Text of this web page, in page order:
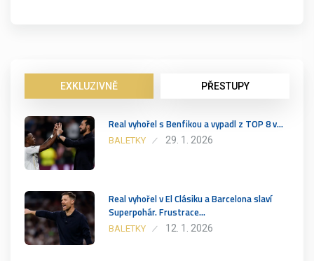
EXKLUZIVNĚ PŘESTUPY
Real vyhořel s Benfikou a vypadl z TOP 8 v…
BALETKY 29. 1. 2026
Real vyhořel v El Clásiku a Barcelona slaví
Superpohár. Frustrace…
BALETKY 12. 1. 2026